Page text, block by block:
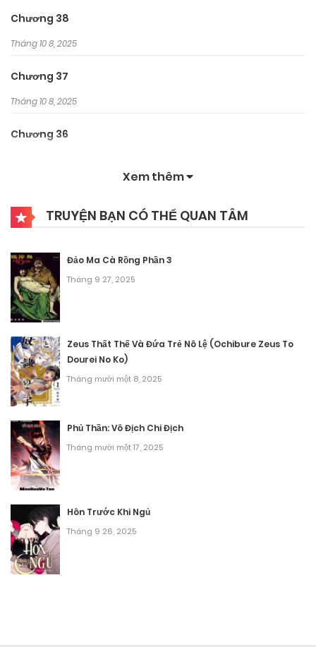
Chương 38
Tháng 10 8, 2025
Chương 37
Tháng 10 8, 2025
Chương 36
Tháng 10 8, 2025
Chương 34
Tháng 10 8, 2025
Chương 33
Chương 32
Tháng 10 8, 2025
Chương 31
Tháng 10 8, 2025
Chương 30
Tháng 10 8, 2025
Chương 29
Tháng 8 27, 2025
Xem thêm
TRUYỆN BẠN CÓ THỂ QUAN TÂM
Đảo Ma Cà Rồng Phần 3
Tháng 9 27, 2025
Zeus Thất Thế Và Đứa Trẻ Nô Lệ (Ochibure Zeus To
Dourei No Ko)
Tháng mười một 8, 2025
Phủ Thần: Vô Địch Chi Địch
Tháng mười một 17, 2025
Hôn Trước Khi Ngủ
Tháng 9 26, 2025